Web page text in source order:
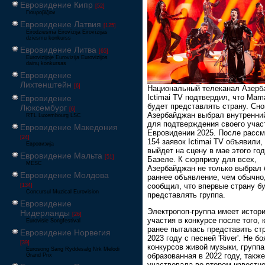
Евровидение Кипр [52]
Γιουροβίζιον
Евровидение Латвия [125]
Eirodziesma Eirovīzija Eirovīzijas
dziesmu konkurss
Евровидение Литва [65]
Eurovizijoje Eurovizija Eurovizijos
dainų konkursas
Евровидение
Лихтенштейн [6]
Евровидение
Люксембург [6]
RTL Luxembourg LSC
Евровидение Македония
[24]
Евровизија
Евровидение Мальта [51]
MESC
Евровидение Молдова
[134]
Concursul Muzical Eurovision
Евровидение
Нидерланды [26]
Eurovisie Songfestival
Евровидение Норвегия
[39]
Eurosong Sang Ryddesalg Nrk Melodi
Grand Prix
Национальный телеканал
Ictimai TV подтвердил, что
будет представлять страну.
Азербайджан выбрал
для подтверждения своего
Евровидении 2025. После
154 заявок Ictimai TV объявили,
выйдет на сцену в мае этого
Базеле. К сюрпризу для всех,
Азербайджан не только выбрал
раннее объявление, чем
сообщил, что впервые страну
представлять группа.
Электропоп-группа имеет
участия в конкурсе после того,
ранее пыталась представить
2023 году с песней 'River'. Не
конкурсов живой музыки,
образованная в 2022 году, также